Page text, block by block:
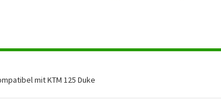
mit KTM 125 Duke